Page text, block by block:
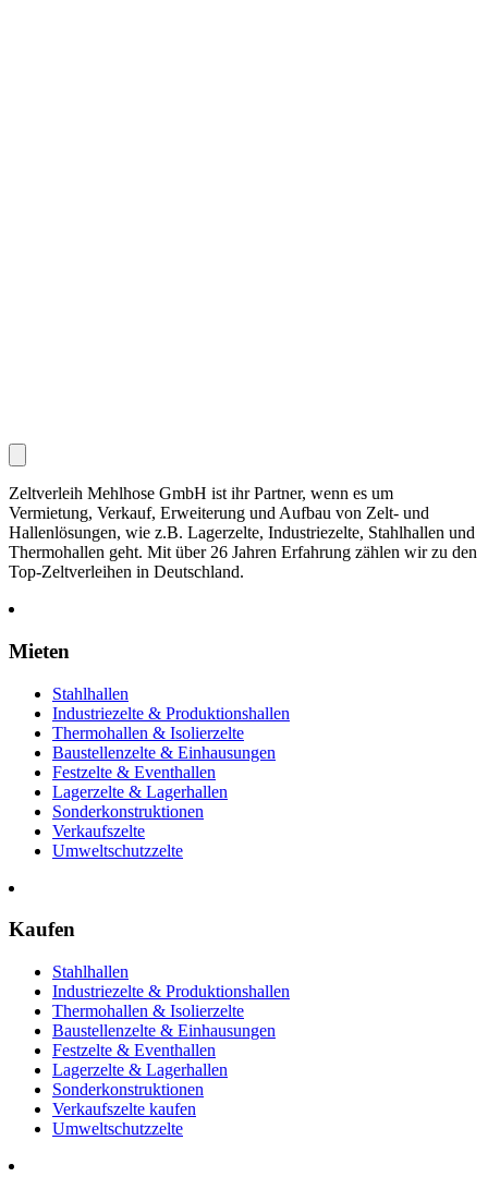
Zeltverleih Mehlhose GmbH ist ihr Partner, wenn es um
Vermietung, Verkauf, Erweiterung und Aufbau von Zelt- und
Hallenlösungen, wie z.B. Lagerzelte, Industriezelte, Stahlhallen und
Thermohallen geht. Mit über 26 Jahren Erfahrung zählen wir zu den
Top-Zeltverleihen in Deutschland.
Mieten
Stahlhallen
Industriezelte & Produktionshallen
Thermohallen & Isolierzelte
Baustellenzelte & Einhausungen
Festzelte & Eventhallen
Lagerzelte & Lagerhallen
Sonderkonstruktionen
Verkaufszelte
Umweltschutzzelte
Kaufen
Stahlhallen
Industriezelte & Produktionshallen
Thermohallen & Isolierzelte
Baustellenzelte & Einhausungen
Festzelte & Eventhallen
Lagerzelte & Lagerhallen
Sonderkonstruktionen
Verkaufszelte kaufen
Umweltschutzzelte